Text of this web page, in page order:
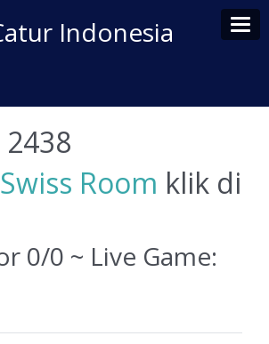
Indonesia
2438
Room klik di
0/0 ~ Live Game: